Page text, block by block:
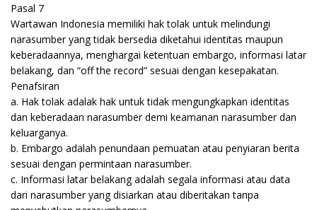
Pasal 7
Wartawan Indonesia memiliki hak tolak untuk melindungi
narasumber yang tidak bersedia diketahui identitas maupun
keberadaannya, menghargai ketentuan embargo, informasi latar
belakang, dan “off the record” sesuai dengan kesepakatan.
Penafsiran
a. Hak tolak adalak hak untuk tidak mengungkapkan identitas
dan keberadaan narasumber demi keamanan narasumber dan
keluarganya.
b. Embargo adalah penundaan pemuatan atau penyiaran berita
sesuai dengan permintaan narasumber.
c. Informasi latar belakang adalah segala informasi atau data
dari narasumber yang disiarkan atau diberitakan tanpa